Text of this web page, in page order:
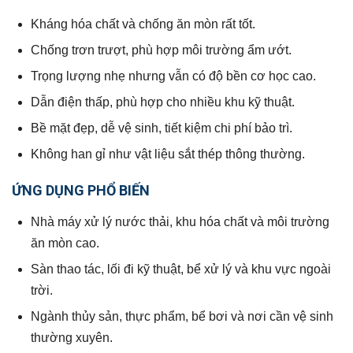
Kháng hóa chất và chống ăn mòn rất tốt.
Chống trơn trượt, phù hợp môi trường ẩm ướt.
Trọng lượng nhẹ nhưng vẫn có độ bền cơ học cao.
Dẫn điện thấp, phù hợp cho nhiều khu kỹ thuật.
Bề mặt đẹp, dễ vệ sinh, tiết kiệm chi phí bảo trì.
Không han gỉ như vật liệu sắt thép thông thường.
ỨNG DỤNG PHỔ BIẾN
Nhà máy xử lý nước thải, khu hóa chất và môi trường
ăn mòn cao.
Sàn thao tác, lối đi kỹ thuật, bể xử lý và khu vực ngoài
trời.
Ngành thủy sản, thực phẩm, bể bơi và nơi cần vệ sinh
thường xuyên.